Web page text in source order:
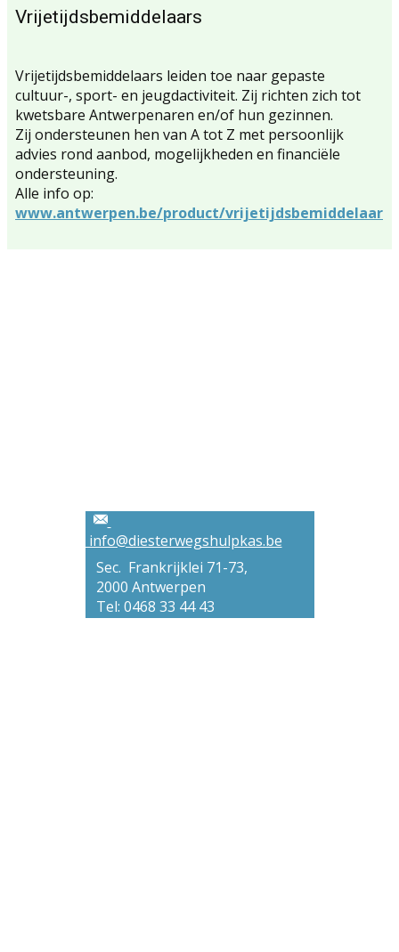
Vrijetijdsbemiddelaars
Vrijetijdsbemiddelaars leiden toe naar gepaste
cultuur-, sport- en jeugdactiviteit. Zij richten zich tot
kwetsbare Antwerpenaren en/of hun gezinnen.
Zij ondersteunen hen van A tot Z met persoonlijk
advies rond aanbod, mogelijkheden en financiële
ondersteuning.
Alle info op:
www.antwerpen.be/product/vrijetijdsbemiddelaar
info@diesterwegshulpkas.be
Sec. Frankrijklei 71-73,
2000 Antwerpen
Tel: 0468 33 44 43